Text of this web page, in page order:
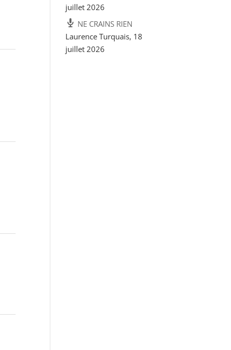
juillet 2026
NE CRAINS RIEN
Laurence Turquais, 18
juillet 2026